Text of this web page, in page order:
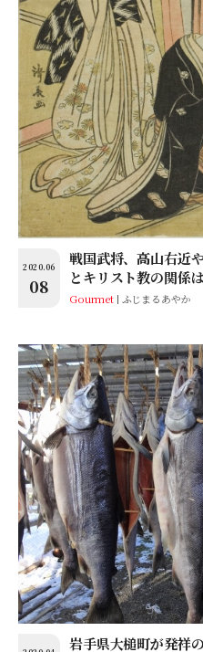
2020.06
08
戦国武将、高山右近
とキリスト教の関係
Gourmet ふじまるあやか
岩手県大槌町が発祥